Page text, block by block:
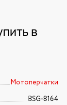
в
Мотоперчатки
BSG-8164